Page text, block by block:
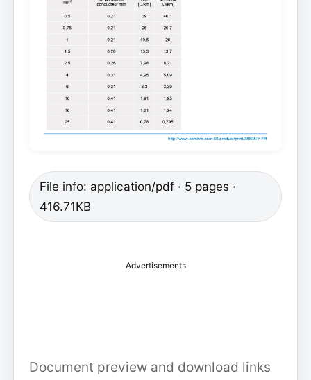
File info: application/pdf · 5 pages ·
416.71KB
Advertisements
Document preview and download links